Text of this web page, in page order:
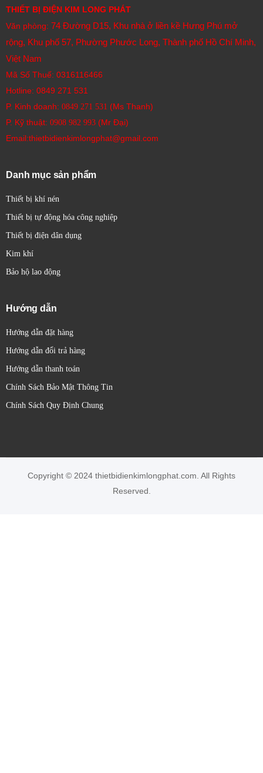
THIẾT BỊ ĐIỆN KIM LONG PHÁT
Văn phòng: 74 Đường D15, Khu nhà ở liền kề Hưng Phú mở
rộng, Khu phố 57, Phường Phước Long, Thành phố Hồ Chí Minh,
Việt Nam
Mã Số Thuế: 0316116466
Hotline: 0849 271 531
P. Kinh doanh: 0849 271 531 (Ms Thanh)
P. Kỹ thuật: 0908 982 993​ (Mr Đại)
Email:thietbidienkimlongphat@gmail.com
Danh mục sản phẩm
Thiết bị khí nén
Thiết bị tự động hóa công nghiệp
Thiết bị điện dân dụng
Kim khí
Bảo hộ lao động
Hướng dẫn
Hướng dẫn đặt hàng
Hướng dẫn đổi trả hàng
Hướng dẫn thanh toán
Chính Sách Bảo Mật Thông Tin
Chính Sách Quy Định Chung
Copyright © 2024 thietbidienkimlongphat.com. All Rights
Reserved.